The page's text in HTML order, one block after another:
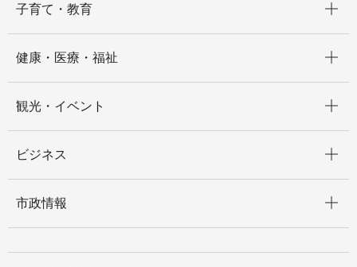
子育て・教育
健康・医療・福祉
観光・イベント
ビジネス
市政情報